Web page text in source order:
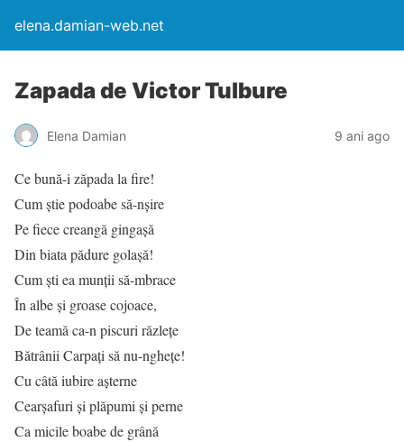
elena.damian-web.net
Zapada de Victor Tulbure
Elena Damian 9 ani ago
Ce bună-i zăpada la fire!
Cum știe podoabe să-nșire
Pe fiece creangă gingașă
Din biata pădure golașă!
Cum ști ea munții să-mbrace
În albe și groase cojoace,
De teamă ca-n piscuri răzlețe
Bătrânii Carpați să nu-nghețe!
Cu câtă iubire așterne
Cearșafuri și plăpumi și perne
Ca micile boabe de grână